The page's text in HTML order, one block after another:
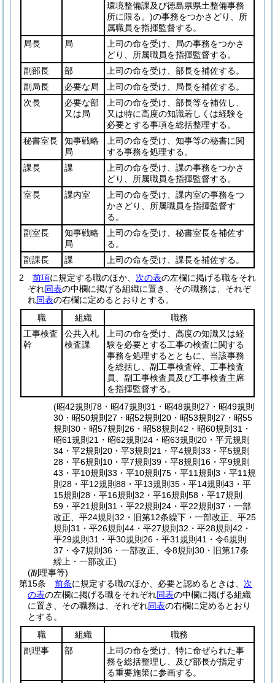
環境整備課及び徳島県県土整備事務
所に限る。)の事務をつかさどり、所
属職員を指揮監督する。
局長
局
上司の命を受け、局の事務をつかさ
どり、所属職員を指揮監督する。
副部長
部
上司の命を受け、部長を補佐する。
副局長
必要な局
上司の命を受け、局長を補佐する。
次長
必要な部
又は局
上司の命を受け、部長等を補佐し、
又は特に高度の知識若しくは経験を
必要とする事項を総括整理する。
秘書室長
知事戦略
局
上司の命を受け、知事等の秘書に関
する事務を処理する。
課長
課
上司の命を受け、課の事務をつかさ
どり、所属職員を指揮監督する。
室長
課内室
上司の命を受け、課内室の事務をつ
かさどり、所属職員を指揮監督す
る。
副室長
知事戦略
局
上司の命を受け、秘書室長を補佐す
る。
副課長
課
上司の命を受け、課長を補佐する。
2
前項に規定する職のほか、 次の表の左欄に掲げる職をそれ
ぞれ同表の中欄に掲げる組織に置き、その職務は、それぞ
れ同表の右欄に定めるとおりとする。
職
組織
職務
工事検査
幹
公共入札
検査課
上司の命を受け、高度の知識又は経
験を必要とする工事の検査に関する
事務を処理するとともに、当該事務
を総括し、副工事検査幹、工事検査
員、副工事検査員及び工事検査主席
を指揮監督する。
(昭42規則78・昭47規則31・昭48規則27・昭49規則
30・昭50規則27・昭52規則20・昭53規則27・昭55
規則30・昭57規則26・昭58規則42・昭60規則31・
昭61規則21・昭62規則24・昭63規則20・平元規則
34・平2規則20・平3規則21・平4規則33・平5規則
28・平6規則10・平7規則39・平8規則16・平9規則
43・平10規則33・平10規則75・平11規則3・平11規
則28・平12規則88・平13規則35・平14規則43・平
15規則28・平16規則32・平16規則58・平17規則
59・平21規則31・平22規則24・平22規則37・一部
改正、平24規則32・旧第12条繰下・一部改正、平25
規則31・平26規則44・平27規則32・平28規則42・
平29規則31・平30規則26・平31規則41・令6規則
37・令7規則36・一部改正、令8規則30・旧第17条
繰上・一部改正)
(副理事等)
第15条
前条に規定する職のほか、必要と認めるときは、 次
の表の左欄に掲げる職をそれぞれ同表の中欄に掲げる組織
に置き、その職務は、それぞれ同表の右欄に定めるとおり
とする。
職
組織
職務
副理事
部
上司の命を受け、特に命ぜられた事
務を総括整理し、及び部長が指定す
る重要施策に参画する。